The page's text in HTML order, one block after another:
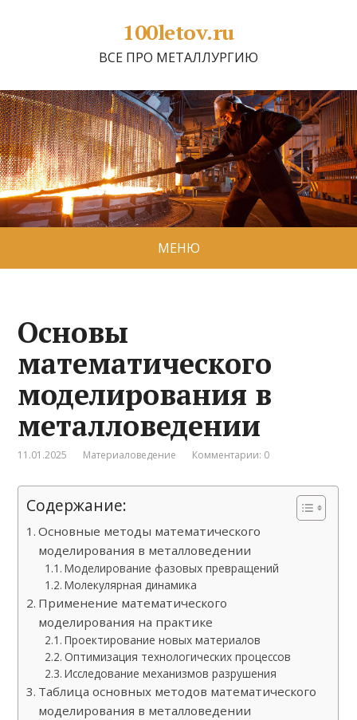
100letov.ru
ВСЕ ПРО МЕТАЛЛУРГИЮ
МЕНЮ
Основы
математического
моделирования в
металловедении
11.01.2025 Материаловедение Комментарии: 0
Содержание:
Основные методы математического
моделирования в металловедении
Моделирование фазовых превращений
Молекулярная динамика
Применение математического
моделирования на практике
Проектирование новых материалов
Оптимизация технологических процессов
Исследование механизмов разрушения
Таблица основных методов математического
моделирования в металловедении